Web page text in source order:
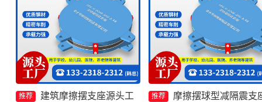
推荐
建筑摩擦摆支座源头工
推荐
摩擦摆球型减隔震支